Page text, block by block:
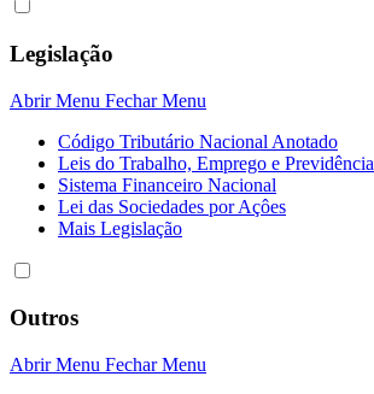
Legislação
Abrir Menu Fechar Menu
Código Tributário Nacional Anotado
Leis do Trabalho, Emprego e Previdência
Sistema Financeiro Nacional
Lei das Sociedades por Açôes
Mais Legislação
Outros
Abrir Menu Fechar Menu